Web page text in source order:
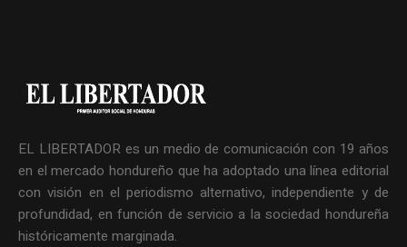
EL LIBERTADOR es un medio de comunicación con 19 años
en el mercado hondureño que ha adoptado una línea editorial
con visión en el periodismo alternativo, independiente y de
profundidad, en función de servicio a la sociedad hondureña
históricamente marginada.